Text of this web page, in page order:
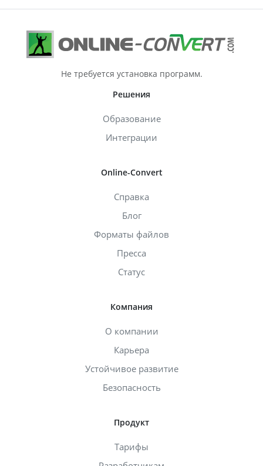
Не требуется установка программ.
Решения
Образование
Интеграции
Online-Convert
Справка
Блог
Форматы файлов
Пресса
Статус
Компания
О компании
Карьера
Устойчивое развитие
Безопасность
Продукт
Тарифы